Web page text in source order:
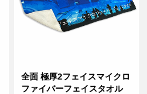
全面 極厚2フェイスマイクロ
ファイバーフェイスタオル